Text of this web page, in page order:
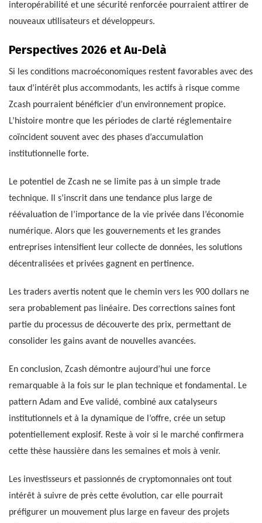
interopérabilité et une sécurité renforcée pourraient attirer de
nouveaux utilisateurs et développeurs.
Perspectives 2026 et Au-Delà
Si les conditions macroéconomiques restent favorables avec des
taux d’intérêt plus accommodants, les actifs à risque comme
Zcash pourraient bénéficier d’un environnement propice.
L’histoire montre que les périodes de clarté réglementaire
coïncident souvent avec des phases d’accumulation
institutionnelle forte.
Le potentiel de Zcash ne se limite pas à un simple trade
technique. Il s’inscrit dans une tendance plus large de
réévaluation de l’importance de la vie privée dans l’économie
numérique. Alors que les gouvernements et les grandes
entreprises intensifient leur collecte de données, les solutions
décentralisées et privées gagnent en pertinence.
Les traders avertis notent que le chemin vers les 900 dollars ne
sera probablement pas linéaire. Des corrections saines font
partie du processus de découverte des prix, permettant de
consolider les gains avant de nouvelles avancées.
En conclusion, Zcash démontre aujourd’hui une force
remarquable à la fois sur le plan technique et fondamental. Le
pattern Adam and Eve validé, combiné aux catalyseurs
institutionnels et à la dynamique de l’offre, crée un setup
potentiellement explosif. Reste à voir si le marché confirmera
cette thèse haussière dans les semaines et mois à venir.
Les investisseurs et passionnés de cryptomonnaies ont tout
intérêt à suivre de près cette évolution, car elle pourrait
préfigurer un mouvement plus large en faveur des projets